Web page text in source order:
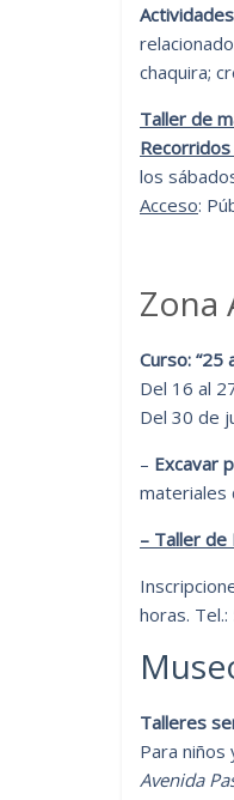
Actividades
chaquira;
Taller de
los
Acceso:
Zona
Curso: “25
Del 16 al
Del 30 de
– Excavar
materiales
– Taller de
horas.
Talleres
Para niños
Avenida